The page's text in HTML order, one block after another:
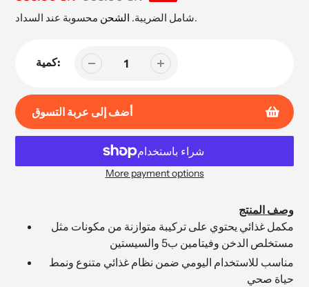
البيع
شامل الضريبة. الشحن محسوبة عند السداد.
كمية:
أضف إلى عربة التسوق
More payment options
عربة
الخاصة
وصف المنتج
مكمل غذائي يحتوي على تركيبة متوازنة من مكونات مثل
مستخلص الدخن وفيتامين ب5 والسيستين
مناسب للاستخدام اليومي ضمن نظام غذائي متنوع ونمط
حياة صحي